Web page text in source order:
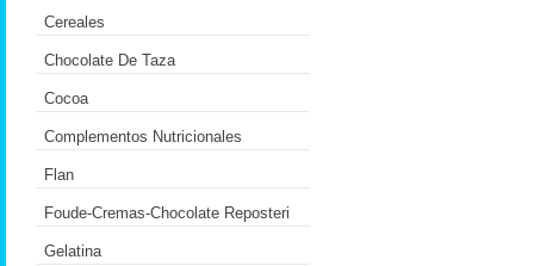
Cereales
Chocolate De Taza
Cocoa
Complementos Nutricionales
Flan
Foude-Cremas-Chocolate Reposteri
Gelatina